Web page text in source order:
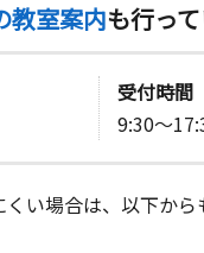
教室案内も行っ
受付時間
9:30～
い場合は、以下から